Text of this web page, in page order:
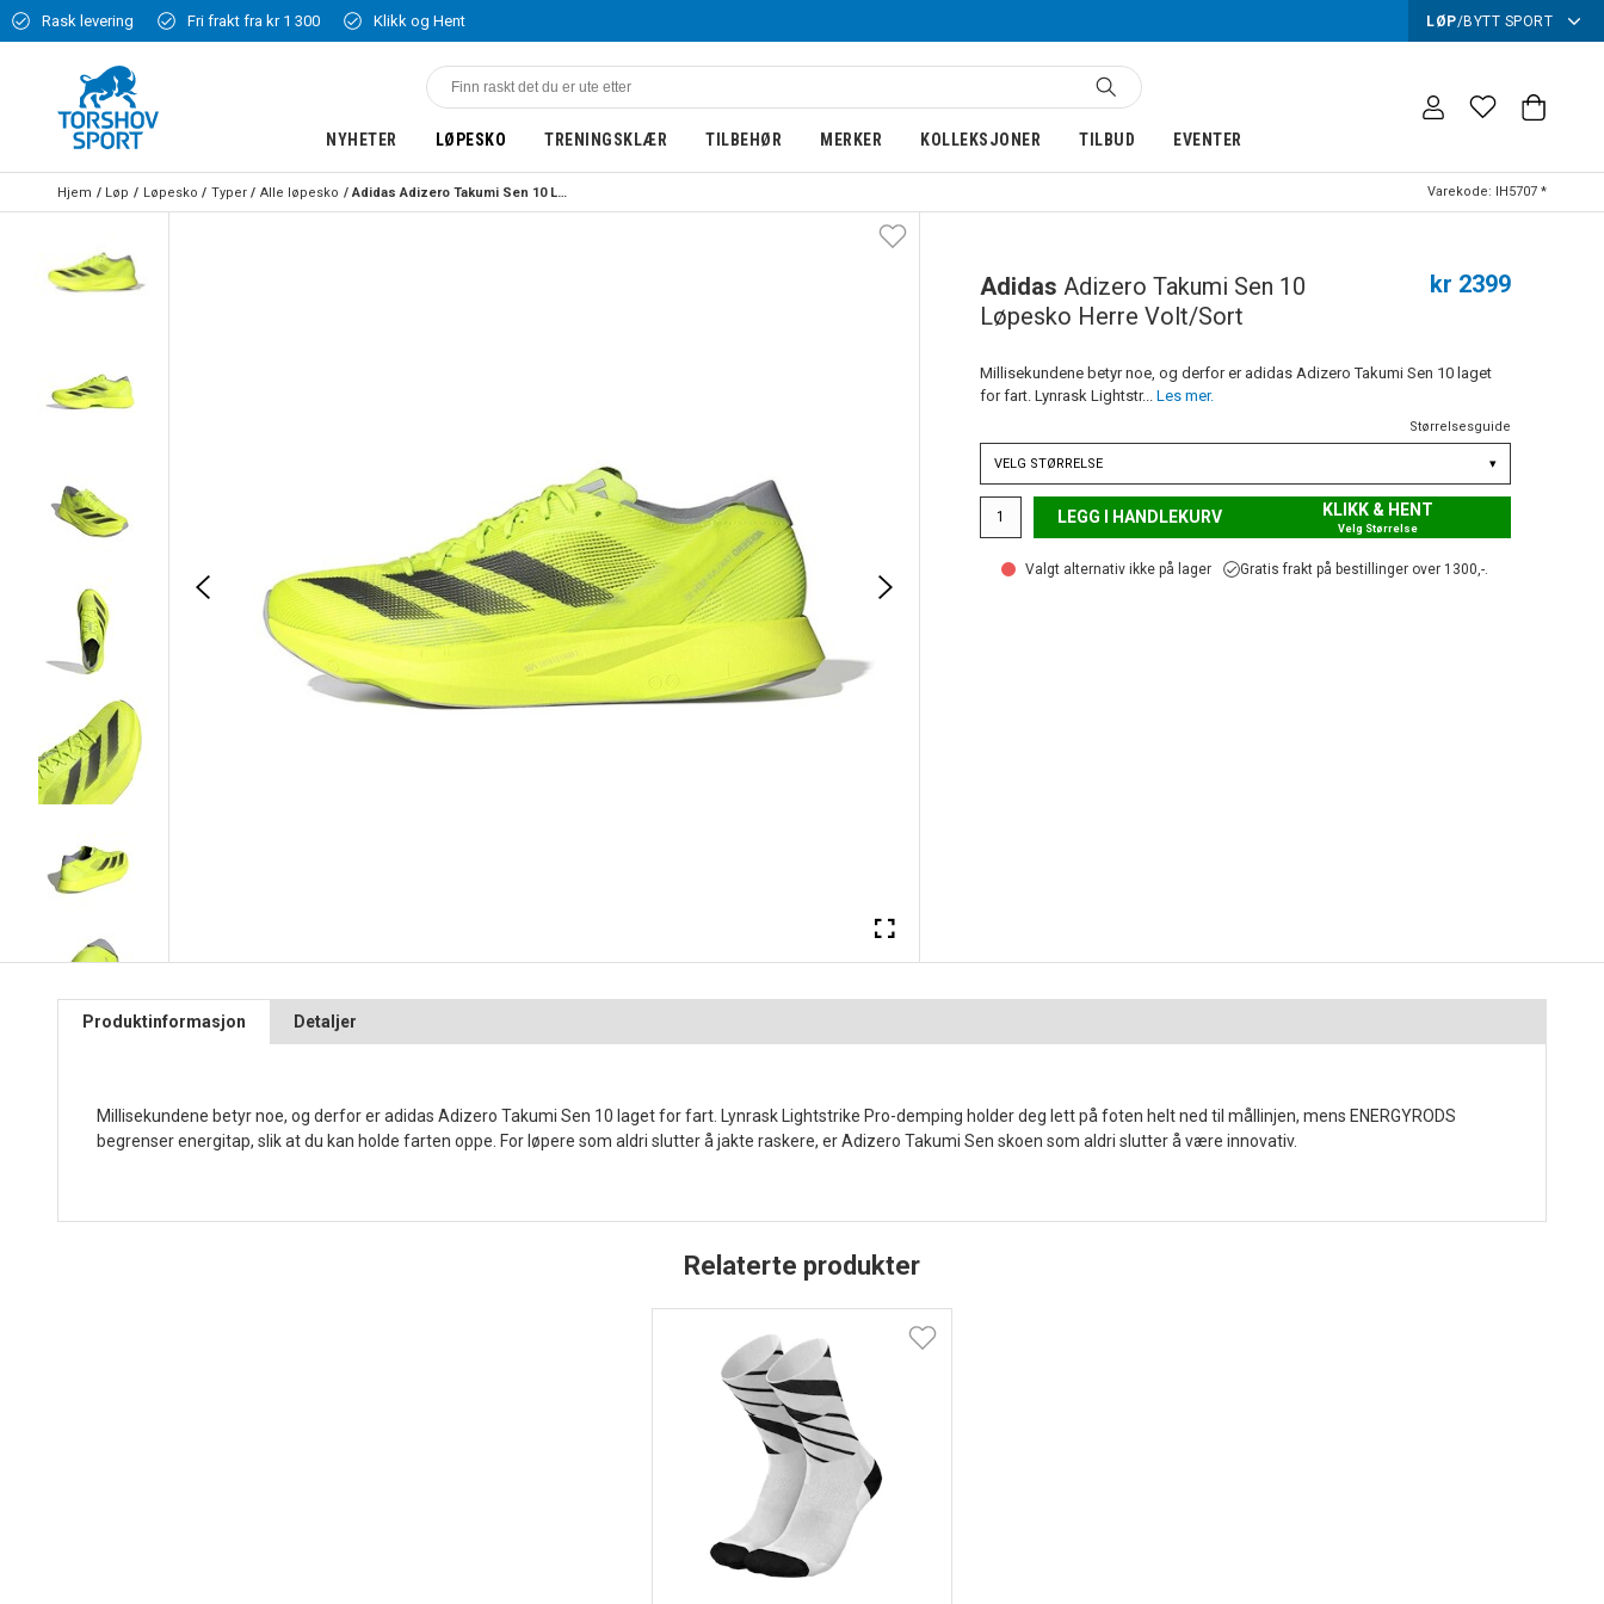
Rask levering Fri frakt fra kr 1 300 Klikk og Hent LØP/BYTT SPORT
NYHETER LØPESKO TRENINGSKLÆR TILBEHØR MERKER KOLLEKSJONER TILBUD EVENTER
Hjem Løp Løpesko Typer Alle løpesko Adidas Adizero Takumi Sen 10 Løpesko Herre Volt/Sort Varekode: IH5707 *
Adidas Adizero Takumi Sen 10
Løpesko Herre Volt/Sort
kr 2399
Millisekundene betyr noe, og derfor er adidas Adizero Takumi Sen 10 laget
for fart. Lynrask Lightstr... Les mer.
Størrelsesguide
VELG STØRRELSE ▾
LEGG I HANDLEKURV KLIKK & HENT
Velg Størrelse
Valgt alternativ ikke på lager Gratis frakt på bestillinger over 1300,-.
Produktinformasjon Detaljer
Millisekundene betyr noe, og derfor er adidas Adizero Takumi Sen 10 laget for fart. Lynrask Lightstrike Pro-demping holder deg lett på foten helt ned til mållinjen, mens ENERGYRODS
begrenser energitap, slik at du kan holde farten oppe. For løpere som aldri slutter å jakte raskere, er Adizero Takumi Sen skoen som aldri slutter å være innovativ.
Relaterte produkter